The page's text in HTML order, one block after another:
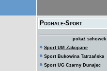
Podhale-Sport
pokaż schowek
Sport UM Zakopane
Sport Bukowina Tatrzańska
Sport UG Czarny Dunajec